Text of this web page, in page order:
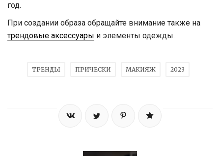
год.
При создании образа обращайте внимание также на
трендовые аксессуары и элементы одежды.
ТРЕНДЫ ПРИЧЕСКИ МАКИЯЖ 2023